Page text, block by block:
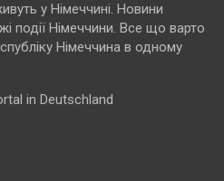
у Німеччині. Новини
події Німеччини. Все що варто
Німеччина в одному
in Deutschland